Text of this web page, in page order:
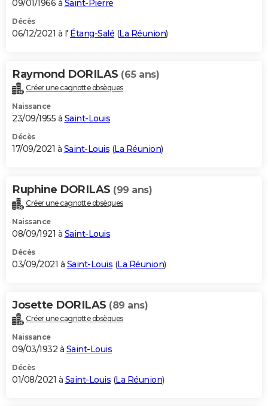
09/01/1966 à Saint-Pierre
Décès
06/12/2021 à l' Étang-Salé (La Réunion)
Raymond DORILAS (65 ans)
Créer une cagnotte obsèques
Naissance
23/09/1955 à Saint-Louis
Décès
17/09/2021 à Saint-Louis (La Réunion)
Ruphine DORILAS (99 ans)
Créer une cagnotte obsèques
Naissance
08/09/1921 à Saint-Louis
Décès
03/09/2021 à Saint-Louis (La Réunion)
Josette DORILAS (89 ans)
Créer une cagnotte obsèques
Naissance
09/03/1932 à Saint-Louis
Décès
01/08/2021 à Saint-Louis (La Réunion)